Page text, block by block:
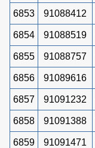
6853 91088412
6854 91088519
6855 91088757
6856 91089616
6857 91091232
6858 91091388
6859 91091471